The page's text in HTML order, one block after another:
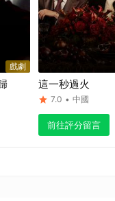
戲劇
這一秒過火
7.0 • 中國
前往評分留言